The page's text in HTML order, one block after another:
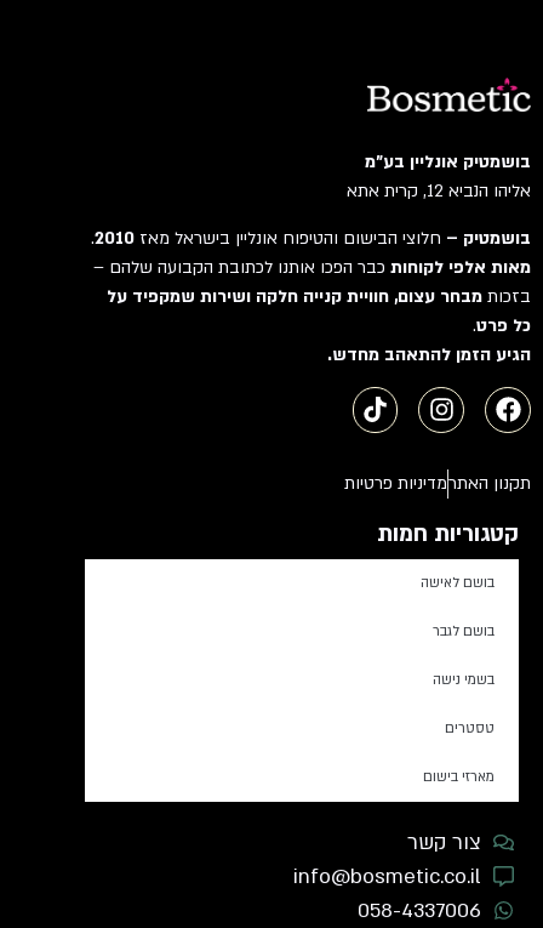
בושמטיק אונליין בע"מ
אליהו הנביא 12, קרית אתא
בושמטיק –חלוצי הבישום והטיפוח אונליין בישראל מאז2010
.
מאות אלפי לקוחותכבר הפכו אותנו לכתובת הקבועה שלהם –
בזכותמבחר עצום, חוויית קנייה חלקה ושירות שמקפיד על
כל פרט.
הגיע הזמן להתאהב מחדש.
תקנון האתרמדיניות פרטיות
קטגוריות חמות
בושם לאישה
בושם לגבר
בשמי נישה
טסטרים
מארזי בישום
צור קשר
info@bosmetic.co.il
058-4337006